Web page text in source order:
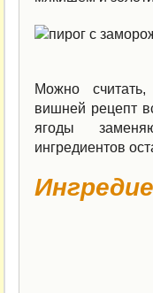
Можно
вишней рецепт
ягоды
ингредиентов